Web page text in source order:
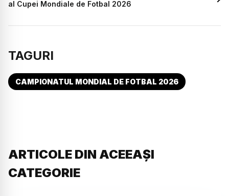
al Cupei Mondiale de Fotbal 2026
TAGURI
CAMPIONATUL MONDIAL DE FOTBAL 2026
ARTICOLE DIN ACEEAȘI
CATEGORIE